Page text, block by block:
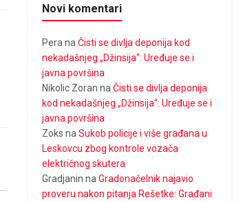
Novi komentari
Pera naČisti se divlja deponija kod
nekadašnjeg „Džinsija“: Uređuje se i
javna površina
Nikolic Zoran naČisti se divlja deponija
kod nekadašnjeg „Džinsija“: Uređuje se i
javna površina
Zoks naSukob policije i više građana u
Leskovcu zbog kontrole vozača
električnog skutera
Gradjanin naGradonačelnik najavio
proveru nakon pitanja Rešetke: Građani